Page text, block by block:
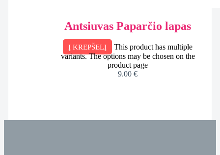
Antsiuvas Paparčio lapas
Į KREPŠELĮ
This product has multiple
variants. The options may be chosen on the
product page
9.00 €